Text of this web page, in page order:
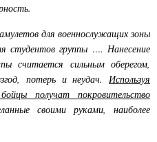
для военнослужащих зоны
студентов группы …. Нанесение
считается сильным оберегом,
потерь и неудач. Используя
получат покровительство
своими руками, наиболее